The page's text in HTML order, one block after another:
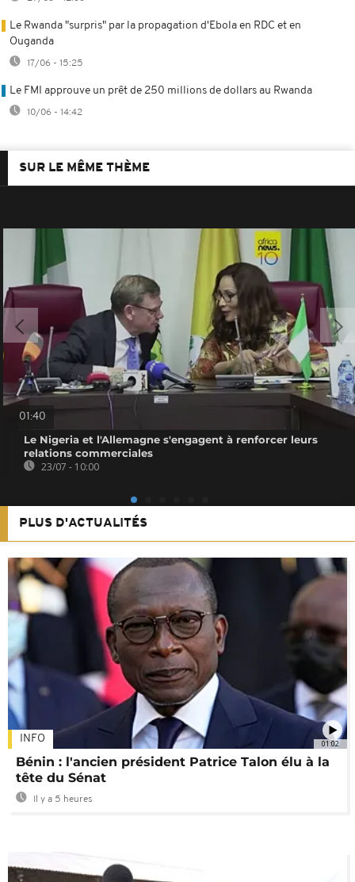
Le Rwanda "surpris" par la propagation d'Ebola en RDC et en
Ouganda
17/06 - 15:25
Le FMI approuve un prêt de 250 millions de dollars au Rwanda
10/06 - 14:42
SUR LE MÊME THÈME
01:40
Le Nigeria et l'Allemagne s'engagent à renforcer leurs
relations commerciales
23/07 - 10:00
PLUS D'ACTUALITÉS
01:02
INFO
Bénin : l'ancien président Patrice Talon élu à la
tête du Sénat
Il y a 5 heures